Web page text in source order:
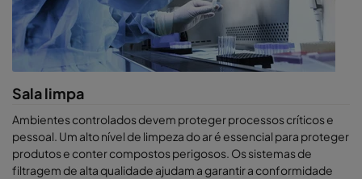
Sala limpa
Ambientes controlados devem proteger processos críticos e
pessoal. Um alto nível de limpeza do ar é essencial para proteger
produtos e conter compostos perigosos. Os sistemas de
filtragem de alta qualidade ajudam a garantir a conformidade